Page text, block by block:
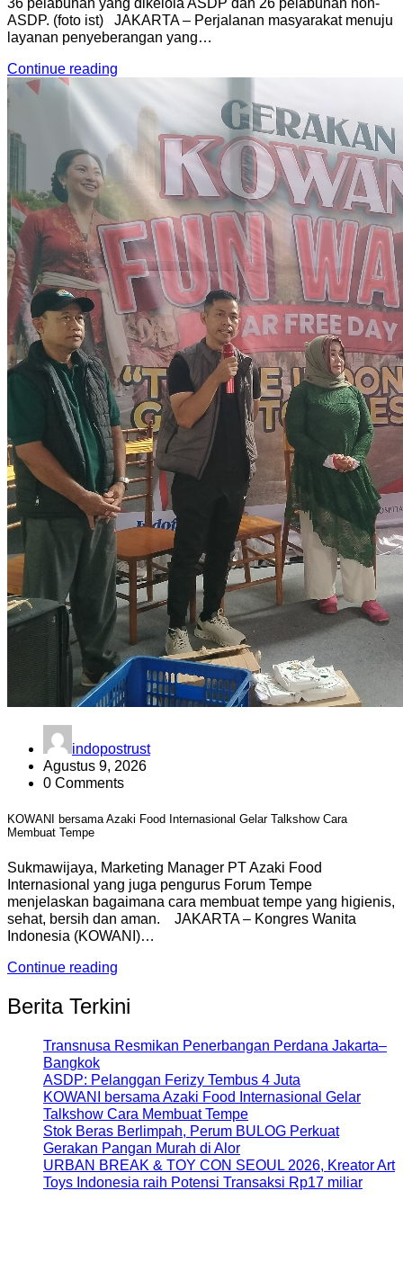
36 pelabuhan yang dikelola ASDP dan 26 pelabuhan non-
ASDP. (foto ist) JAKARTA – Perjalanan masyarakat menuju
layanan penyeberangan yang…
Continue reading
indopostrust
Agustus 9, 2026
0 Comments
KOWANI bersama Azaki Food Internasional Gelar Talkshow Cara
Membuat Tempe
Sukmawijaya, Marketing Manager PT Azaki Food
Internasional yang juga pengurus Forum Tempe
menjelaskan bagaimana cara membuat tempe yang higienis,
sehat, bersih dan aman. JAKARTA – Kongres Wanita
Indonesia (KOWANI)…
Continue reading
Berita Terkini
Transnusa Resmikan Penerbangan Perdana Jakarta–
Bangkok
ASDP: Pelanggan Ferizy Tembus 4 Juta
KOWANI bersama Azaki Food Internasional Gelar
Talkshow Cara Membuat Tempe
Stok Beras Berlimpah, Perum BULOG Perkuat
Gerakan Pangan Murah di Alor
URBAN BREAK & TOY CON SEOUL 2026, Kreator Art
Toys Indonesia raih Potensi Transaksi Rp17 miliar